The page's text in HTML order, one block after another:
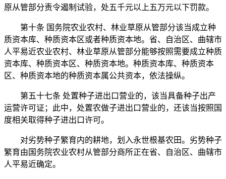
原从管部分责令遏制试验，处五千元以上五万元以下罚款。
第十条 国务院农业农村、林业草原从管部分该当成立种
质资本库、种质资本区或者种质资本地。省、自治区、曲辖市
人平易近农业农村、林业草原从管部分能够按照需要成立种质
资本库、种质资本区、种质资本地。种质资本库、种质资本
区、种质资本地的种质资本属公共资本，依法操纵。
第五十七条 处置种子进出口营业的，该当具备种子出产
运营许可证；此中，处置农做子进出口营业的，还该当按照国
度相关取得种子进出口许可。
对劣势种子繁育内的耕地，划入永世根基农田。劣势种子
繁育由国务院农业农村从管部分商所正在省、自治区、曲辖市
人平易近确定。